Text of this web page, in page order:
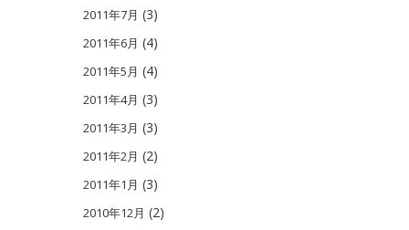
2011年7月 (3)
2011年6月 (4)
2011年5月 (4)
2011年4月 (3)
2011年3月 (3)
2011年2月 (2)
2011年1月 (3)
2010年12月 (2)